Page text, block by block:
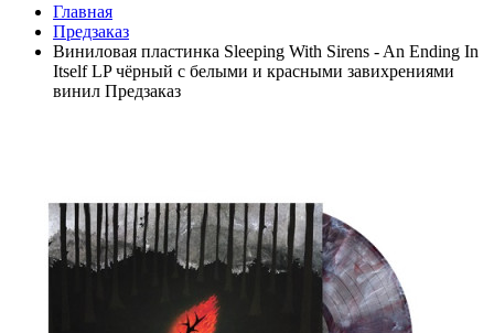
Главная
Предзаказ
Виниловая пластинка Sleeping With Sirens - An Ending In
Itself LP чёрный с белыми и красными завихрениями
винил Предзаказ